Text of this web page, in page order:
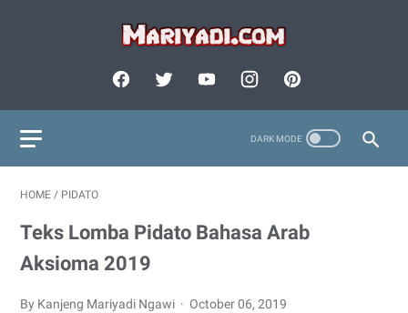
HOME / PIDATO
Teks Lomba Pidato Bahasa Arab
Aksioma 2019
By Kanjeng Mariyadi Ngawi October 06, 2019